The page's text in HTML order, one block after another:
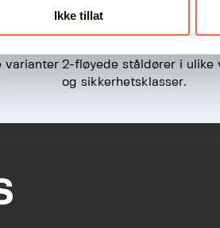
Ikke tillat
varianter
Branndør Drage 2-
2-fløyede ståldører i ulike
og sikkerhetsklasser.